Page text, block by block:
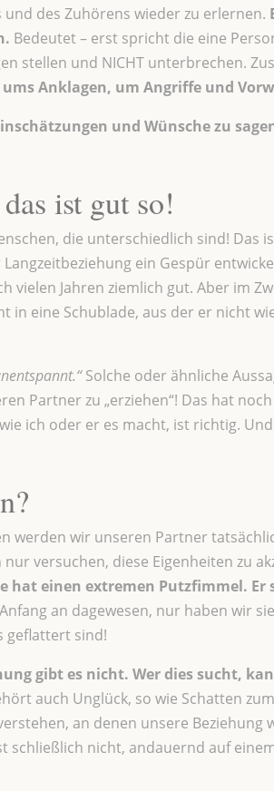
und des Zuhörens wieder zu erlernen.
Bedeutet – erst spricht die eine
stellen und NICHT unterbrechen.
ums Anklagen, um Angriffe und
und Wünsche zu
ist gut so!
die unterschiedlich sind! Das
ein Gespür
vielen Jahren ziemlich gut. Aber im
in eine Schublade, aus der er nicht
Solche oder ähnliche
Partner zu „erziehen“! Das hat
ich oder er es macht, ist richtig.
werden wir unseren Partner
versuchen, diese Eigenheiten zu
hat einen extremen Putzfimmel. Er
an dagewesen, nur haben wir
geflattert sind!
gibt es nicht. Wer dies sucht,
auch Unglück, so wie Schatten
an denen unsere Beziehung
schließlich nicht, andauernd auf